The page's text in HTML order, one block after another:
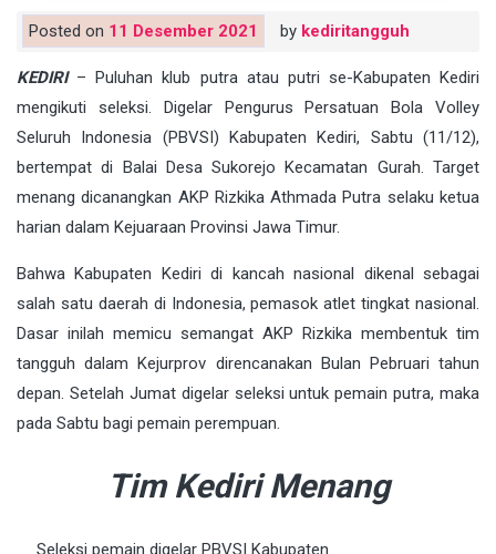
Posted on 11 Desember 2021 by kediritangguh
KEDIRI– Puluhan klub putra atau putri se-Kabupaten Kediri
mengikuti seleksi. Digelar Pengurus Persatuan Bola Volley
Seluruh Indonesia (PBVSI) Kabupaten Kediri, Sabtu (11/12),
bertempat di Balai Desa Sukorejo Kecamatan Gurah. Target
menang dicanangkan AKP Rizkika Athmada Putra selaku ketua
harian dalam Kejuaraan Provinsi Jawa Timur.
Bahwa Kabupaten Kediri di kancah nasional dikenal sebagai
salah satu daerah di Indonesia, pemasok atlet tingkat nasional.
Dasar inilah memicu semangat AKP Rizkika membentuk tim
tangguh dalam Kejurprov direncanakan Bulan Pebruari tahun
depan. Setelah Jumat digelar seleksi untuk pemain putra, maka
pada Sabtu bagi pemain perempuan.
Tim Kediri Menang
Seleksi pemain digelar PBVSI Kabupaten